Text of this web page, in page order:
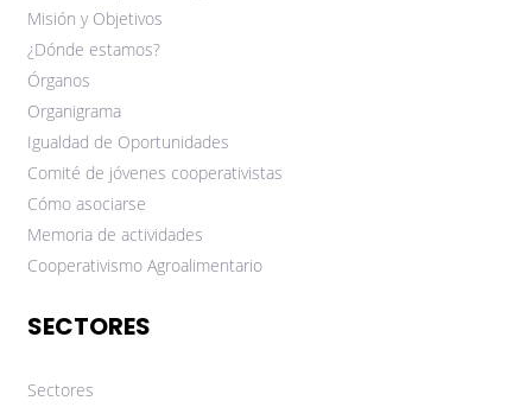
Misión y Objetivos
¿Dónde estamos?
Órganos
Organigrama
Igualdad de Oportunidades
Comité de jóvenes cooperativistas
Cómo asociarse
Memoria de actividades
Cooperativismo Agroalimentario
SECTORES
Sectores